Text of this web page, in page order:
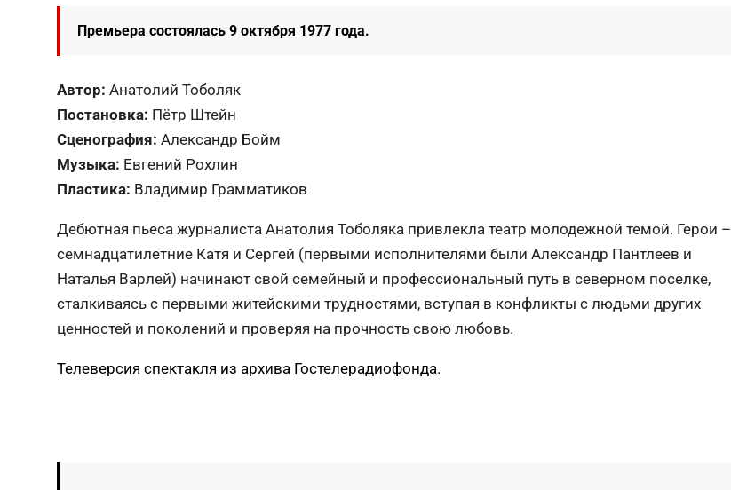
Премьера состоялась 9 октября 1977 года.
Автор: Анатолий Тоболяк
Постановка: Пётр Штейн
Cценография: Александр Бойм
Музыка: Евгений Рохлин
Пластика: Владимир Грамматиков
Дебютная пьеса журналиста Анатолия Тоболяка привлекла театр молодежной темой. Герои –
семнадцатилетние Катя и Сергей (первыми исполнителями были Александр Пантлеев и
Наталья Варлей) начинают свой семейный и профессиональный путь в северном поселке,
сталкиваясь с первыми житейскими трудностями, вступая в конфликты с людьми других
ценностей и поколений и проверяя на прочность свою любовь.
Телеверсия спектакля из архива Гостелерадиофонда.